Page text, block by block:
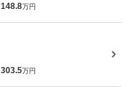
148.8万円
303.5万円